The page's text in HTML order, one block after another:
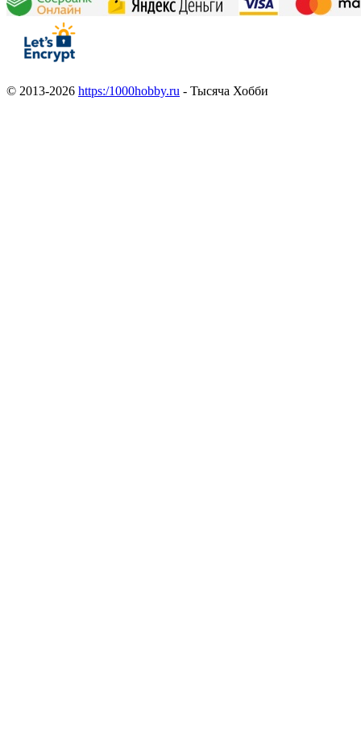
© 2013-2026 https:/1000hobby.ru - Тысяча Хобби